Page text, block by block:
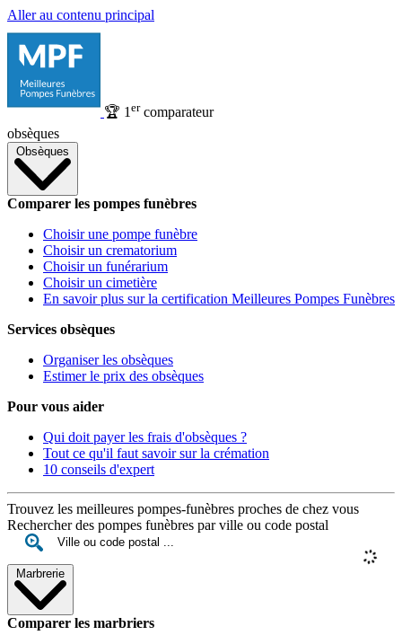
Aller au contenu principal
🏆 1 ercomparateur
obsèques
Obsèques
Comparer les pompes funèbres
Choisir une pompe funèbre
Choisir un crematorium
Choisir un funérarium
Choisir un cimetière
En savoir plus sur la certification Meilleures Pompes Funèbres
Services obsèques
Organiser les obsèques
Estimer le prix des obsèques
Pour vous aider
Qui doit payer les frais d'obsèques ?
Tout ce qu'il faut savoir sur la crémation
10 conseils d'expert
Trouvez les meilleures pompes-funèbres proches de chez vous
Rechercher des pompes funèbres par ville ou code postal
Marbrerie
Comparer les marbriers